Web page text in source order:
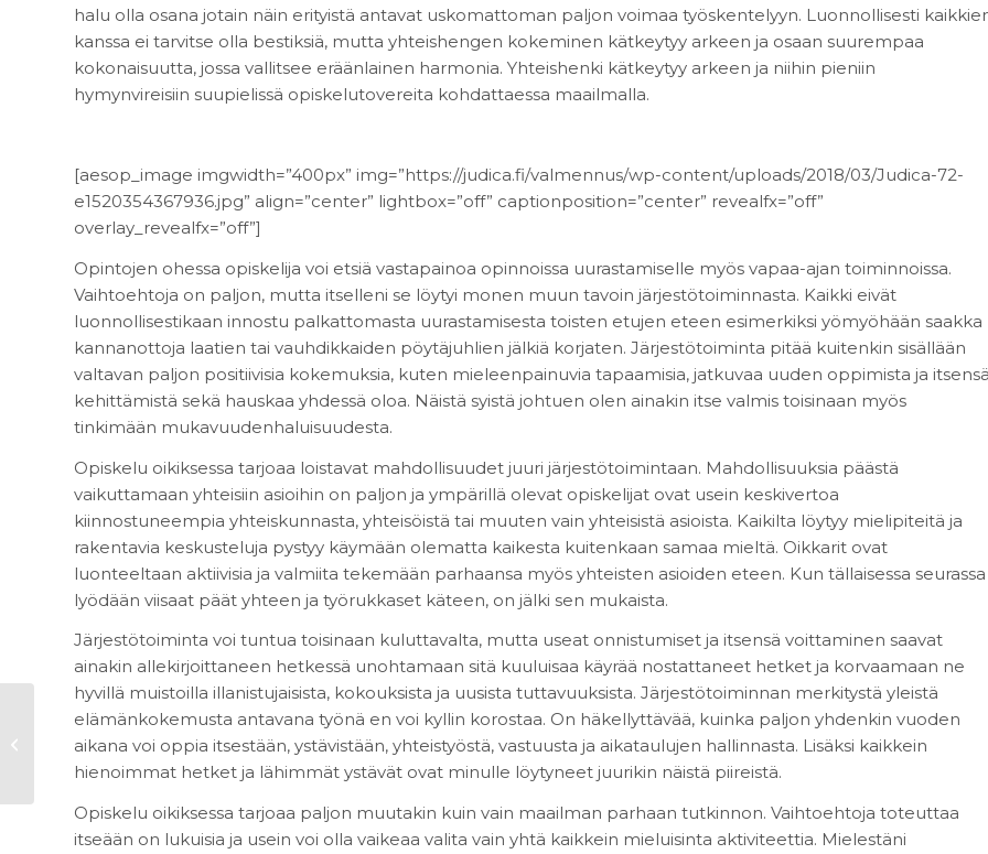
halu olla osana jotain näin erityistä antavat uskomattoman paljon voimaa työskentelyyn. Luonnollisesti
kanssa ei tarvitse olla bestiksiä, mutta yhteishengen kokeminen kätkeytyy arkeen ja osaan suurempaa
kokonaisuutta, jossa vallitsee eräänlainen harmonia. Yhteishenki kätkeytyy arkeen ja niihin pieniin
hymynvireisiin suupielissä opiskelutovereita kohdattaessa maailmalla.
[aesop_image imgwidth=”400px” img=”https://judica.fi/valmennus/wp-content/uploads/2018/03/Judica-72-
e1520354367936.jpg” align=”center” lightbox=”off” captionposition=”center” revealfx=”off”
overlay_revealfx=”off”]
Opintojen ohessa opiskelija voi etsiä vastapainoa opinnoissa uurastamiselle myös vapaa-ajan toiminnoissa.
Vaihtoehtoja on paljon, mutta itselleni se löytyi monen muun tavoin järjestötoiminnasta. Kaikki eivät
luonnollisestikaan innostu palkattomasta uurastamisesta toisten etujen eteen esimerkiksi yömyöhään saakka
kannanottoja laatien tai vauhdikkaiden pöytäjuhlien jälkiä korjaten. Järjestötoiminta pitää kuitenkin sisällään
valtavan paljon positiivisia kokemuksia, kuten mieleenpainuvia tapaamisia, jatkuvaa uuden oppimista ja
kehittämistä sekä hauskaa yhdessä oloa. Näistä syistä johtuen olen ainakin itse valmis toisinaan myös
tinkimään mukavuudenhaluisuudesta.
Opiskelu oikiksessa tarjoaa loistavat mahdollisuudet juuri järjestötoimintaan. Mahdollisuuksia päästä
vaikuttamaan yhteisiin asioihin on paljon ja ympärillä olevat opiskelijat ovat usein keskivertoa
kiinnostuneempia yhteiskunnasta, yhteisöistä tai muuten vain yhteisistä asioista. Kaikilta löytyy mielipiteitä ja
rakentavia keskusteluja pystyy käymään olematta kaikesta kuitenkaan samaa mieltä. Oikkarit ovat
luonteeltaan aktiivisia ja valmiita tekemään parhaansa myös yhteisten asioiden eteen. Kun tällaisessa seurassa
lyödään viisaat päät yhteen ja työrukkaset käteen, on jälki sen mukaista.
Järjestötoiminta voi tuntua toisinaan kuluttavalta, mutta useat onnistumiset ja itsensä voittaminen saavat
ainakin allekirjoittaneen hetkessä unohtamaan sitä kuuluisaa käyrää nostattaneet hetket ja korvaamaan ne
hyvillä muistoilla illanistujaisista, kokouksista ja uusista tuttavuuksista. Järjestötoiminnan merkitystä yleistä
elämänkokemusta antavana työnä en voi kyllin korostaa. On häkellyttävää, kuinka paljon yhdenkin vuoden
aikana voi oppia itsestään, ystävistään, yhteistyöstä, vastuusta ja aikataulujen hallinnasta. Lisäksi kaikkein
hienoimmat hetket ja lähimmät ystävät ovat minulle löytyneet juurikin näistä piireistä.
Opiskelu oikiksessa tarjoaa paljon muutakin kuin vain maailman parhaan tutkinnon. Vaihtoehtoja toteuttaa
itseään on lukuisia ja usein voi olla vaikeaa valita vain yhtä kaikkein mieluisinta aktiviteettia. Mielestäni
It’s never too late, eli
keski-ikäisenä koulun
penkille